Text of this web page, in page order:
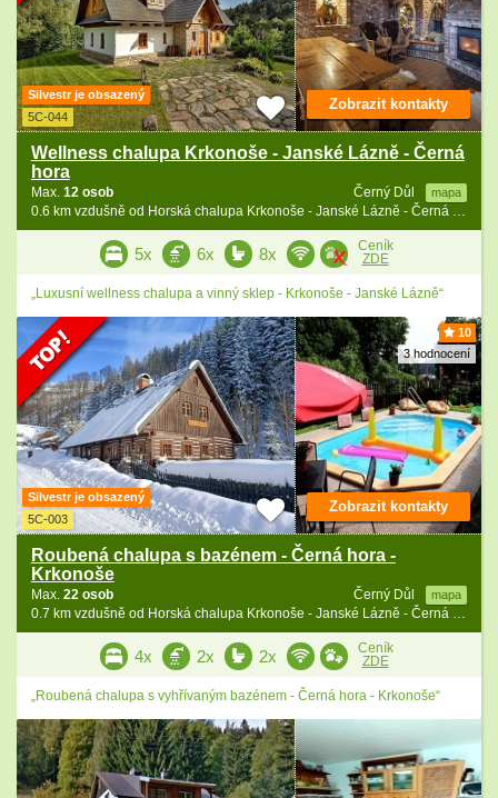
Silvestr je obsazený
5C-044
Wellness chalupa Krkonoše - Janské Lázně - Černá
hora
Černý Důl mapa
Max. 12 osob
0.6 km vzdušně od Horská chalupa Krkonoše - Janské Lázně - Černá hora
Zobrazit kontakty
5x 6x 8x
Ceník
ZDE
„Luxusní wellness chalupa a vinný sklep - Krkonoše - Janské Lázně“
10
3 hodnocení
Silvestr je obsazený
5C-003
Roubená chalupa s bazénem - Černá hora -
Krkonoše
Černý Důl mapa
Max. 22 osob
0.7 km vzdušně od Horská chalupa Krkonoše - Janské Lázně - Černá hora
Zobrazit kontakty
4x 2x 2x
Ceník
ZDE
„Roubená chalupa s vyhřívaným bazénem - Černá hora - Krkonoše“